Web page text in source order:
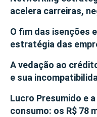
acelera carreiras,
O fim das isenções
estratégia das
A vedação ao
e sua
Lucro Presumido e
consumo: os R$ 78